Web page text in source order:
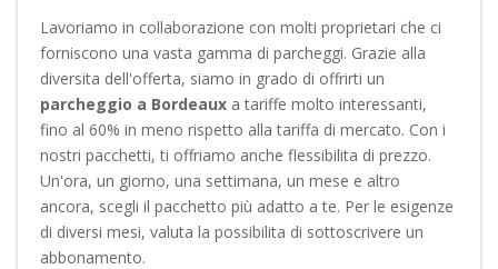
Lavoriamo in collaborazione con molti proprietari che ci
forniscono una vasta gamma di parcheggi. Grazie alla
diversita dell'offerta, siamo in grado di offrirti un
parcheggio a Bordeaux a tariffe molto interessanti,
fino al 60% in meno rispetto alla tariffa di mercato. Con i
nostri pacchetti, ti offriamo anche flessibilita di prezzo.
Un'ora, un giorno, una settimana, un mese e altro
ancora, scegli il pacchetto più adatto a te. Per le esigenze
di diversi mesi, valuta la possibilita di sottoscrivere un
abbonamento.